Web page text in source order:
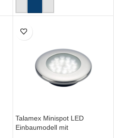
Talamex Minispot LED
Einbaumodell mit